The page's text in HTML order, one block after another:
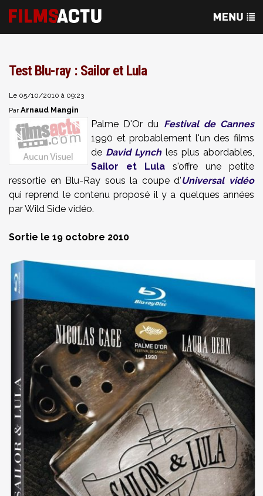
Test Blu-ray : Sailor et Lula
Le 05/10/2010 à 09:23
ParArnaud Mangin
Palme D'Or du Festival de Cannes
1990 et probablement l'un des films
de David Lynchles plus abordables,
Sailor et Lula s'offre une petite
ressortie en Blu-Ray sous la coupe d'Universal vidéo
qui reprend le contenu proposé il y a quelques années
par Wild Side vidéo.
Sortie le 19 octobre 2010